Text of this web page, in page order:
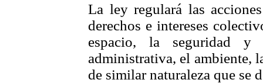
La ley regulará las
derechos e intereses
espacio, la seguridad
administrativa, el ambiente,
de similar naturaleza que se